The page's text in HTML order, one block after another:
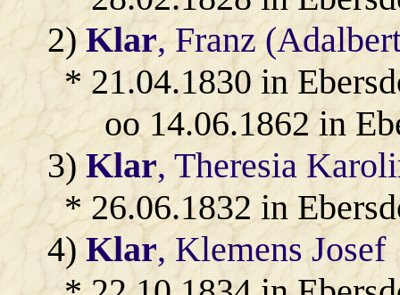
2)Klar, Franz
* 21.04.1830 in
oo 14.06.1862 in
3)Klar, Theresia
* 26.06.1832 in
4)Klar, Klemens Josef